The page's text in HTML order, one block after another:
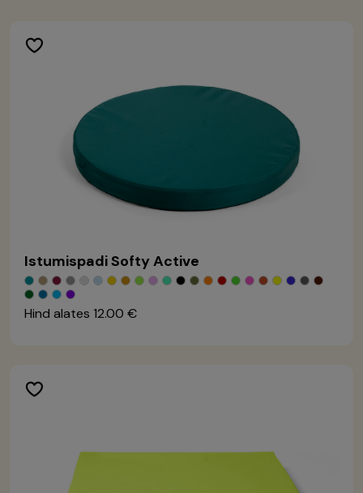
Istumispadi Softy Active
Hind alates 12.00 €